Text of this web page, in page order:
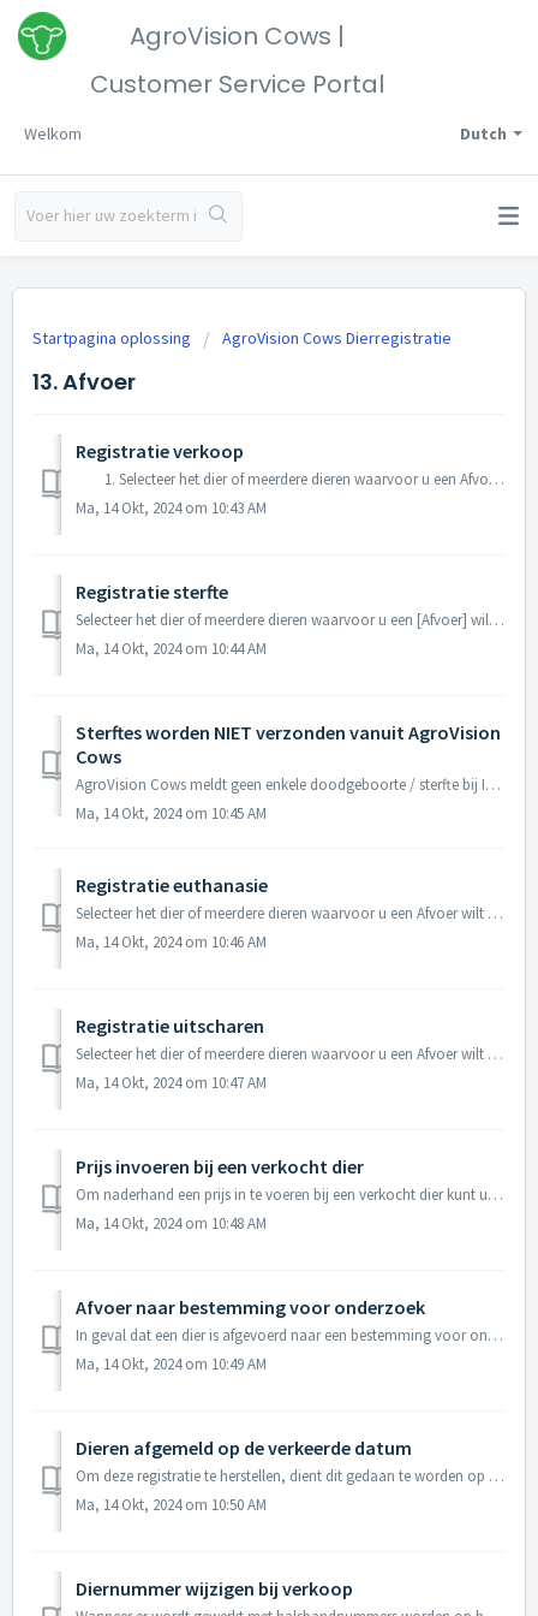
AgroVision Cows |
Customer Service Portal
Dutch
Welkom
Startpagina oplossing AgroVision Cows Dierregistratie
13. Afvoer
Registratie verkoop
1. Selecteer het dier of meerdere dieren waarvoor u een Afvoer wilt invoeren. Het scherm opent automatisch op de Attentiedieren. Wanneer u 1 ...
Ma, 14 Okt, 2024 om 10:43 AM
Registratie sterfte
Selecteer het dier of meerdere dieren waarvoor u een [Afvoer] wilt invoeren. Het scherm opent automatisch op de Attentiedieren. Wanneer u 1 dier aa...
Ma, 14 Okt, 2024 om 10:44 AM
Sterftes worden NIET verzonden vanuit AgroVision
Cows
AgroVision Cows meldt geen enkele doodgeboorte / sterfte bij I&R. U dient zelf Rendac te bellen om het dier te laten ophalen en de kalving via de moeder...
Ma, 14 Okt, 2024 om 10:45 AM
Registratie euthanasie
Selecteer het dier of meerdere dieren waarvoor u een Afvoer wilt invoeren. Het scherm opent automatisch op de Attentiedieren. Wanneer u 1 dier aank...
Ma, 14 Okt, 2024 om 10:46 AM
Registratie uitscharen
Selecteer het dier of meerdere dieren waarvoor u een Afvoer wilt invoeren. Het scherm opent automatisch op de Attentiedieren. Wanneer u 1 dier aank...
Ma, 14 Okt, 2024 om 10:47 AM
Prijs invoeren bij een verkocht dier
Om naderhand een prijs in te voeren bij een verkocht dier kunt u het volgende doen. Ga naar Invoerhistorie Klik op Alle dieren. 3. Zoek he...
Ma, 14 Okt, 2024 om 10:48 AM
Afvoer naar bestemming voor onderzoek
In geval dat een dier is afgevoerd naar een bestemming voor onderzoek dient u dit te melden via mijnrvo.nl, voice response of Gezondheidsdienst. Op deze...
Ma, 14 Okt, 2024 om 10:49 AM
Dieren afgemeld op de verkeerde datum
Om deze registratie te herstellen, dient dit gedaan te worden op twee plekken; binnen AgroVision Cows en bij het Meldoverzicht voor I&R. Binnen de ...
Ma, 14 Okt, 2024 om 10:50 AM
Diernummer wijzigen bij verkoop